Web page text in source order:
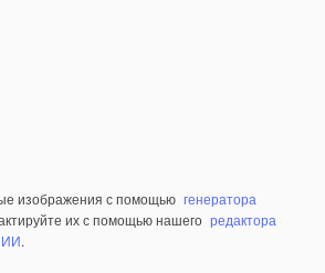
изображения с помощью генератора
их с помощью нашего редактора
ИИ.